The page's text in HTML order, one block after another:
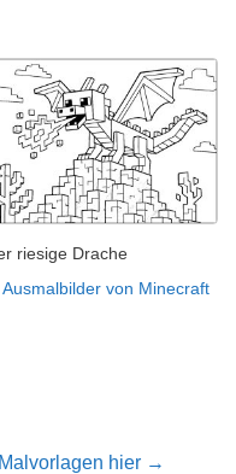
riesige Drache
Ausmalbilder von Minecraft
hier →